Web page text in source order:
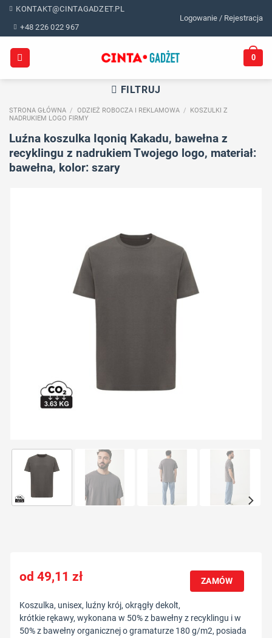
Skip
content
KONTAKT@CINTAGADZET.PL
+48 226 022 967
Logowanie / Rejestracja
0
FILTRUJ
STRONA GŁÓWNA / ODZIEŻ ROBOCZA I REKLAMOWA /
KOSZULKI Z
NADRUKIEM LOGO FIRMY
Luźna koszulka Iqoniq Kakadu, bawełna z
recyklingu z nadrukiem Twojego logo, materiał:
bawełna, kolor: szary
49,11zł ZAMÓW
Koszulka, unisex, luźny krój, okrągły dekolt,
krótkie rękawy, wykonana w 50% z bawełny z recyklingu i w
50% z bawełny organicznej o gramaturze 180 g/m2, posiada